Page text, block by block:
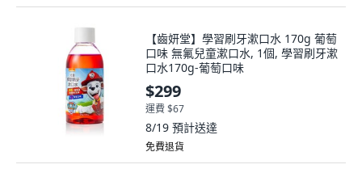
【齒妍堂】學習刷牙漱口水 170g 葡萄
口味 無氟兒童漱口水, 1個, 學習刷牙漱
口水170g-葡萄口味
$299
運費 $67
8/19 預計送達
免費退貨